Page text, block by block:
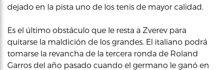
dejado en la pista uno de los tenis de mayor calidad.
Es el último obstáculo que le resta a Zverev para
quitarse la maldición de los grandes. El italiano podrá
tomarse la revancha de la tercera ronda de Roland
Garros del año pasado cuando el germano le ganó en